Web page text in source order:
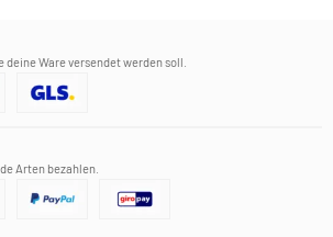
Ware versendet werden soll.
Arten bezahlen.